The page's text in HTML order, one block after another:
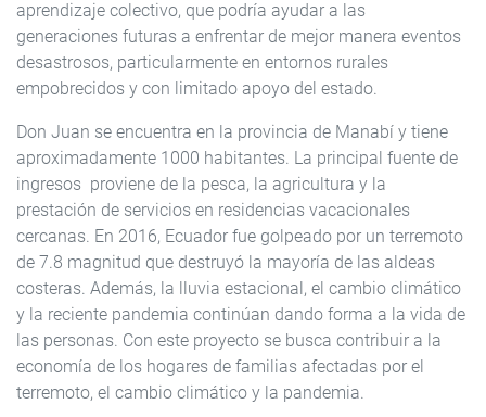
aprendizaje colectivo, que podría ayudar a las
generaciones futuras a enfrentar de mejor manera eventos
desastrosos, particularmente en entornos rurales
empobrecidos y con limitado apoyo del estado.
Don Juan se encuentra en la provincia de Manabí y tiene
aproximadamente 1000 habitantes. La principal fuente de
ingresos proviene de la pesca, la agricultura y la
prestación de servicios en residencias vacacionales
cercanas. En 2016, Ecuador fue golpeado por un terremoto
de 7.8 magnitud que destruyó la mayoría de las aldeas
costeras. Además, la lluvia estacional, el cambio climático
y la reciente pandemia continúan dando forma a la vida de
las personas. Con este proyecto se busca contribuir a la
economía de los hogares de familias afectadas por el
terremoto, el cambio climático y la pandemia.